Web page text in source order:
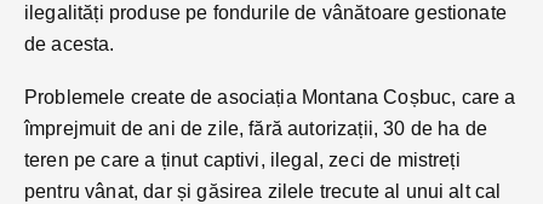
ilegalități produse pe fondurile de vânătoare gestionate
de acesta.
Problemele create de asociația Montana Coșbuc, care a
împrejmuit de ani de zile, fără autorizații, 30 de ha de
teren pe care a ținut captivi, ilegal, zeci de mistreți
pentru vânat, dar și găsirea zilele trecute al unui alt cal